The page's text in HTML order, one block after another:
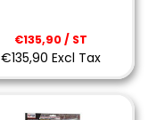
€135,90 / ST
€135,90 Excl Tax